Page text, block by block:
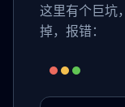
这里有个巨坑
掉，报错：